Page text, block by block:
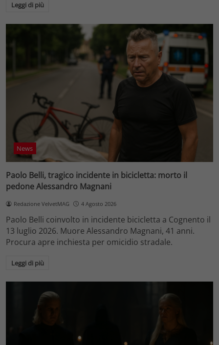
Leggi di più
News
Paolo Belli, tragico incidente in bicicletta: morto il
pedone Alessandro Magnani
Redazione VelvetMAG 4 Agosto 2026
Paolo Belli coinvolto in incidente bicicletta a Cognento il
13 luglio 2026. Muore Alessandro Magnani, 41 anni.
Procura apre inchiesta per omicidio stradale.
Leggi di più